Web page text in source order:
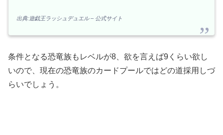
出典:遊戯王ラッシュデュエル – 公式サイト
条件となる恐竜族もレベルが8、欲を言えば9くらい欲し
いので、現在の恐竜族のカードプールではどの道採用しづ
らいでしょう。